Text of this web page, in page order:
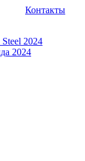
Контакты
2024
2024